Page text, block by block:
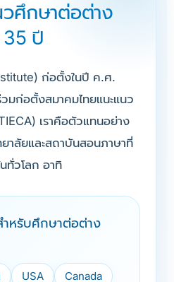
วศึกษาต่อต่าง
35 ปี
ก่อตั้งในปี ค.ศ.
มก่อตั้งสมาคมไทยแนะแนว
เราคือตัวแทนอย่าง
าลัยและสถาบันสอนภาษาที่
ทั่วโลก อาทิ
ำหรับศึกษาต่อต่าง
USA Canada